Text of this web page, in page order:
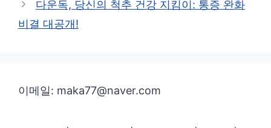
다운독, 당신의 척추 건강 지킴이: 통증 완화
비결 대공개!
이메일: maka77@naver.com